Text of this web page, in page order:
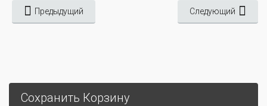
Предыдущий Следующий
Сохранить Корзину